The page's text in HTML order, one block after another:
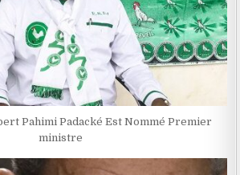
Pahimi Padacké Est Nommé Premier
ministre